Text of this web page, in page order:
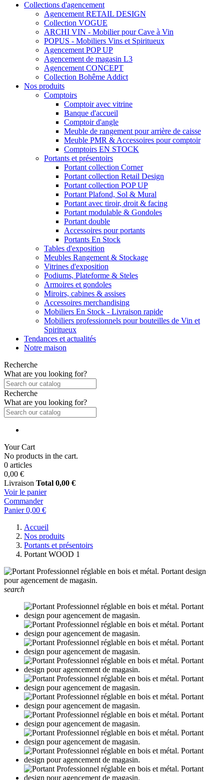
Collections d'agencement
Agencement RETAIL DESIGN
Collection VOGUE
ARCHI VIN - Mobilier pour Cave à Vin
POPUS - Mobiliers Vins et Spiritueux
Agencement POP UP
Agencement de magasin L3
Agencement CONCEPT
Collection Bohême Addict
Nos produits
Comptoirs
Comptoir avec vitrine
Banque d'accueil
Comptoir d'angle
Meuble de rangement pour arrière de caisse
Meuble PMR & Accessoires pour comptoir
Comptoirs EN STOCK
Portants et présentoirs
Portant collection Corner
Portant collection Retail Design
Portant collection POP UP
Portant Plafond, Sol & Mural
Portant avec tiroir, droit & facing
Portant modulable & Gondoles
Portant double
Accessoires pour portants
Portants En Stock
Tables d'exposition
Meubles Rangement & Stockage
Vitrines d'exposition
Podiums, Plateforme & Steles
Armoires et gondoles
Miroirs, cabines & assises
Accessoires merchandising
Mobiliers En Stock - Livraison rapide
Mobiliers professionnels pour bouteilles de Vin et
Spiritueux
Tendances et actualités
Notre maison
Recherche
What are you looking for?
Recherche
What are you looking for?
Your Cart
No products in the cart.
0 articles
0,00 €
Livraison Total 0,00 €
Voir le panier
Commander
Panier 0,00 €
Accueil
Nos produits
Portants et présentoirs
Portant WOOD 1
search